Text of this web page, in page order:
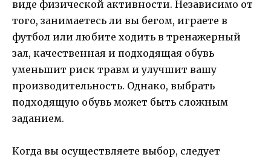
виде физической активности. Независимо от
того, занимаетесь ли вы бегом, играете в
футбол или любите ходить в тренажерный
зал, качественная и подходящая обувь
уменьшит риск травм и улучшит вашу
производительность. Однако, выбрать
подходящую обувь может быть сложным
заданием.
Когда вы осуществляете выбор, следует